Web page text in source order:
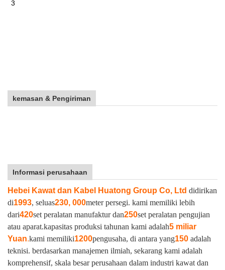
3
kemasan & Pengiriman
Informasi perusahaan
Hebei Kawat dan Kabel Huatong Group Co, Ltd didirikan
di1993, seluas230, 000meter persegi. kami memiliki lebih
dari420set peralatan manufaktur dan250set peralatan pengujian
atau aparat.kapasitas produksi tahunan kami adalah5 miliar
Yuan.kami memiliki1200pengusaha, di antara yang150 adalah
teknisi. berdasarkan manajemen ilmiah, sekarang kami adalah
komprehensif, skala besar perusahaan dalam industri kawat dan